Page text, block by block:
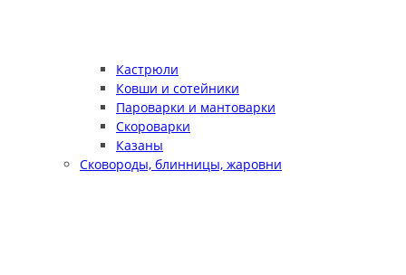
Кастрюли
Ковши и сотейники
Пароварки и мантоварки
Скороварки
Казаны
Сковороды, блинницы, жаровни